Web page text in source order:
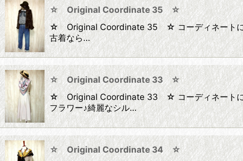
☆ Original Coordinate 35 ☆
☆ Original Coordinate 35 ☆ コーディネートに
古着なら…
☆ Original Coordinate 33 ☆
☆ Original Coordinate 33 ☆ コーディネートに使
フラワー♪綺麗なシル…
☆ Original Coordinate 34 ☆